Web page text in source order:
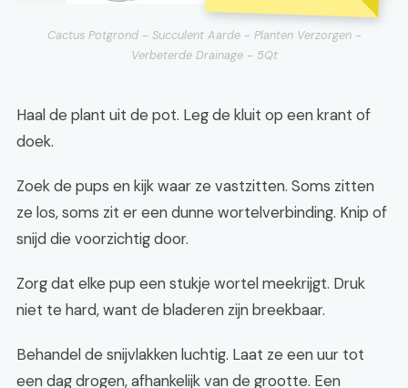
Cactus Potgrond - Succulent Aarde - Planten Verzorgen -
Verbeterde Drainage - 5Qt
Haal de plant uit de pot. Leg de kluit op een krant of
doek.
Zoek de pups en kijk waar ze vastzitten. Soms zitten
ze los, soms zit er een dunne wortelverbinding. Knip of
snijd die voorzichtig door.
Zorg dat elke pup een stukje wortel meekrijgt. Druk
niet te hard, want de bladeren zijn breekbaar.
Behandel de snijvlakken luchtig. Laat ze een uur tot
een dag drogen, afhankelijk van de grootte. Een